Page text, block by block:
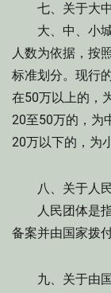
七、关于大中
大、中、小城
人数为依据，按
标准划分。现行
在50万以上的，
20至50万的，为
20万以下的，为
八、关于人民
人民团体是指
备案并由国家拨
九、关于由国